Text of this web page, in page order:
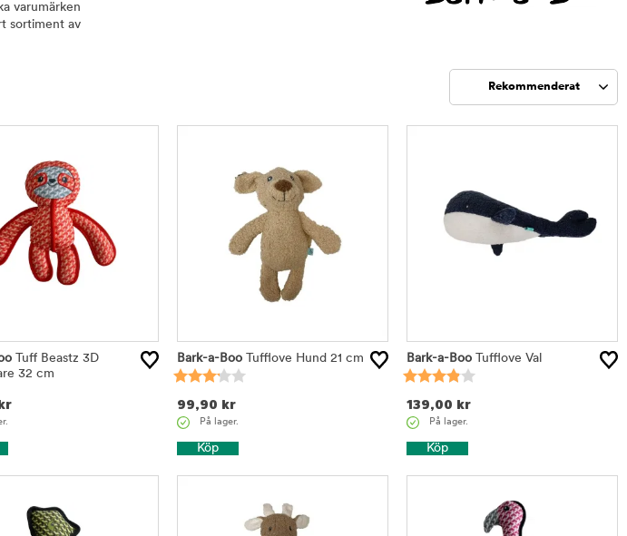
varumärken
sortiment av
Rekommenderat
Tuff Beastz 3D
32 cm
kr
Bark-a-BooTufflove Hund 21 cm
99,90 kr
På lager.
Köp
Bark-a-BooTufflove Val
139,00 kr
På lager.
Köp